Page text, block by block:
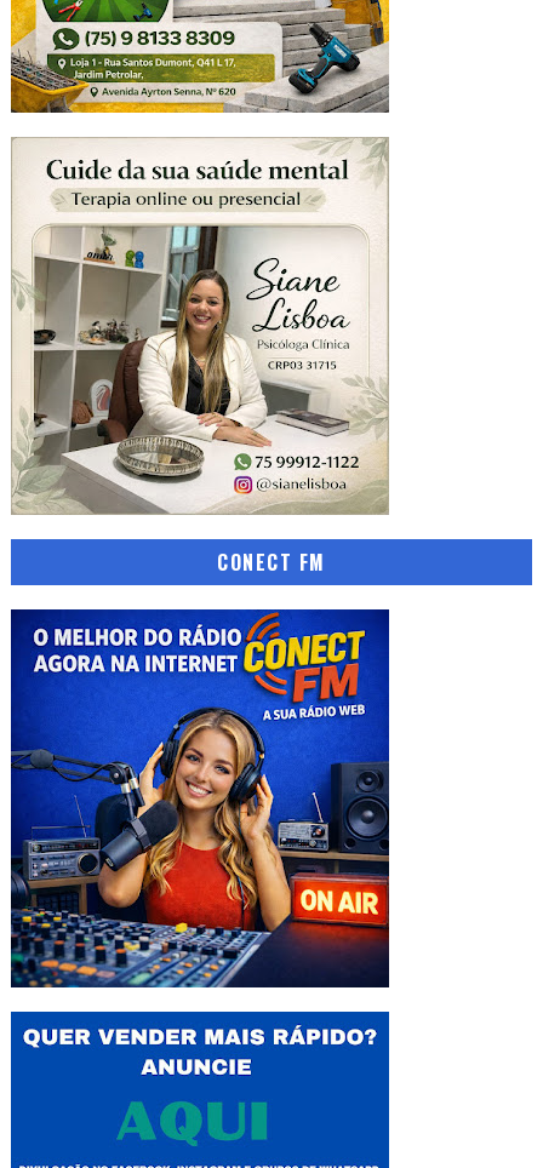
CONECT FM